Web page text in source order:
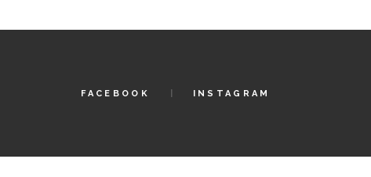
FACEBOOK INSTAGRAM